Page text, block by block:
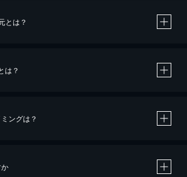
とは？
、クレジットカード決済による作品の購入 / レンタルです。
による作品の購入 / レンタルは、20％のポイント還元です。
は？
ングは？